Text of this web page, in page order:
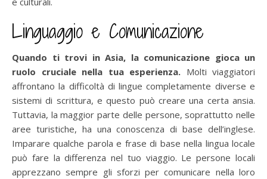
Linguaggio e Comunicazione
Quando ti trovi in Asia, la comunicazione gioca un
ruolo cruciale nella tua esperienza. Molti viaggiatori
affrontano la difficoltà di lingue completamente diverse e
sistemi di scrittura, e questo può creare una certa ansia.
Tuttavia, la maggior parte delle persone, soprattutto nelle
aree turistiche, ha una conoscenza di base dell’inglese.
Imparare qualche parola e frase di base nella lingua locale
può fare la differenza nel tuo viaggio. Le persone locali
apprezzano sempre gli sforzi per comunicare nella loro